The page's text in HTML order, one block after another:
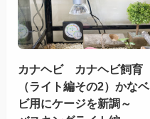
カナヘビ カナヘビ飼育
（ライト編その2）かなベ
ビ用にケージを新調～